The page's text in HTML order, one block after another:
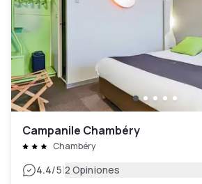
Campanile Chambéry
Chambéry
4.4/5|2 Opiniones